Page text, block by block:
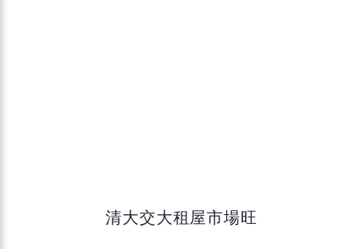
清大交大租屋市場旺